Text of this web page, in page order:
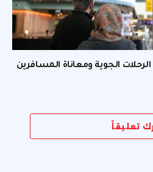
الجوية ومعاناة المسافرين
تعليقاً